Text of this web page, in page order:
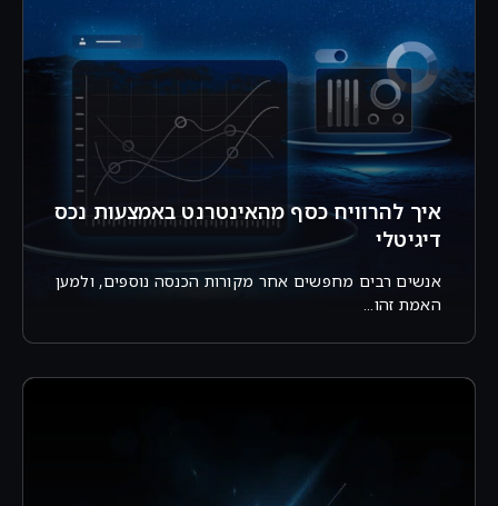
איך להרוויח כסף מהאינטרנט באמצעות נכס
דיגיטלי
אנשים רבים מחפשים אחר מקורות הכנסה נוספים, ולמען
האמת זהו...